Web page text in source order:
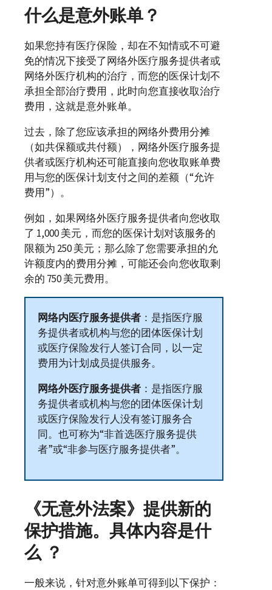
什么是意外账单？
如果您持有医疗保险，却在不知情或不可避
免的情况下接受了网络外医疗服务提供者或
网络外医疗机构的治疗，而您的医保计划不
承担全部治疗费用，此时向您直接收取治疗
费用，这就是意外账单。
过去，除了您应该承担的网络外费用分摊
（如共保额或共付额），网络外医疗服务提
供者或医疗机构还可能直接向您收取账单费
用与您的医保计划支付之间的差额（“允许
费用”）。
例如，如果网络外医疗服务提供者向您收取
了 1,000 美元，而您的医保计划对该服务的
限额为 250 美元；那么除了您需要承担的允
许额度内的费用分摊，可能还会向您收取剩
余的 750 美元费用。
网络内医疗服务提供者 ：是指医疗服
务提供者或机构与您的团体医保计划
或医疗保险发行人签订合同，以一定
费用为计划成员提供服务。
网络外医疗服务提供者 ：是指医疗服
务提供者或机构与您的团体医保计划
或医疗保险发行人没有签订服务合
同。也可称为“非首选医疗服务提供
者”或“非参与医疗服务提供者”。
《无意外法案》提供新的
保护措施。具体内容是什
么 ？
一般来说，针对意外账单可得到以下保护：